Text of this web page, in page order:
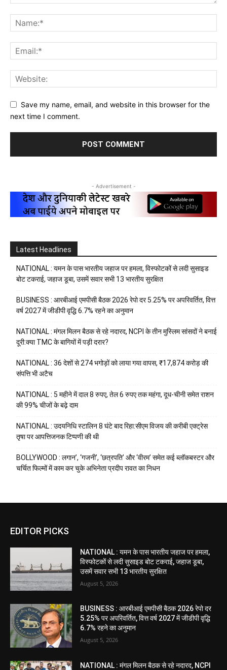
Save my name, email, and website in this browser for the
next time I comment.
- Advertisement -
Latest Headlines
NATIONAL : यमन के पास भारतीय जहाज पर हमला, विस्फोटकों से लदी सुसाइड
बोट टकराई, जहाज डूबा, उसमें सवार सभी 13 भारतीय सुरक्षित
BUSINESS : आरबीआई एमपीसी बैठक 2026 रेपो दर 5.25% पर अपरिवर्तित, वित्त
वर्ष 2027 में जीडीपी वृद्धि 6.7% रहने का अनुमान
NATIONAL : मंगल मिलन बैठक से रहे नदारद, NCPI के तीन मुस्लिम सांसदों ने बनाई
दूरी:क्या TMC के बागियों में पड़ी दरार?
NATIONAL : 36 देशों से 274 भगोड़ों को लाया गया वापस, ₹17,874 करोड़ की
संपत्ति भी अटैच
NATIONAL : 5 महीने में दाल 8 रुपए, तेल 6 रुपए तक महंगा, दूध-चीनी समेत राशन
की 99% चीजों के बढ़े दाम
NATIONAL : उदयनिधि स्टालिन 8 घंटे बाद रिहा:सीएम विजय की करीबी एक्ट्रेस
तृषा पर आपत्तिजनक टिप्पणी की थी
BOLLYWOOD : लगान’, ‘गजनी’, ‘छत्रपति’ और ‘वीरम’ समेत कई ब्लॉकबस्टर और
चर्चित फिल्मों में काम कर चुके अभिनेता प्रदीप रावत का निधन
EDITOR PICKS
NATIONAL : यमन के पास भारतीय जहाज पर हमला,
विस्फोटकों से लदी सुसाइड बोट टकराई, जहाज डूबा,
उसमें सवार सभी 13 भारतीय सुरक्षित
August 5, 2026
BUSINESS : आरबीआई एमपीसी बैठक 2026 रेपो दर
5.25% पर अपरिवर्तित, वित्त वर्ष 2027 में जीडीपी वृद्धि
6.7% रहने का अनुमान
August 5, 2026
NATIONAL : मंगल मिलन बैठक से रहे नदारद, NCPI